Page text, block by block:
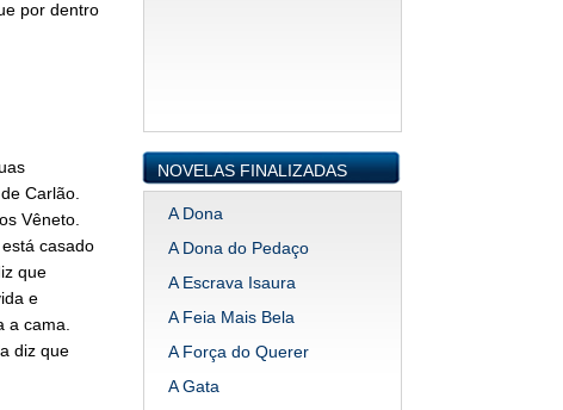
por dentro
Carlão.
Vêneto.
casado
que
e
a cama.
diz que
NOVELAS FINALIZADAS
A Dona
A Dona do Pedaço
A Escrava Isaura
A Feia Mais Bela
A Força do Querer
A Gata